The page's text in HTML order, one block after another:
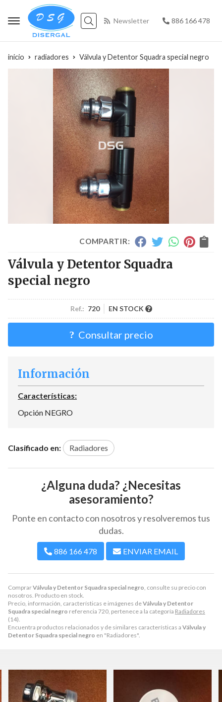
Buscar
Newsletter 886 166 478
inicio radiadores Válvula y Detentor Squadra special negro
COMPARTIR:
Válvula y Detentor Squadra
special negro
Ref.: 720 EN STOCK
Consultar precio
ComprarVálvula y Detentor Squadra special negro, consulte su precio con
nosotros. Producto en stock.
Precio, información, características e imágenes deVálvula y Detentor
Squadra special negro referencia 720, pertenece a la categoría Radiadores
(14).
Encuentra productos relacionados y de similares características a Válvula y
Detentor Squadra special negro en "Radiadores".
Información
Características:
Opción NEGRO
Clasificado en: Radiadores
¿Alguna duda? ¿Necesitas
asesoramiento?
Ponte en contacto con nosotros y resolveremos tus
dudas.
886 166 478 ENVIAR EMAIL